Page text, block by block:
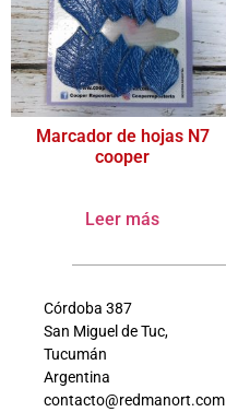
Marcador de hojas N7
cooper
Leer más
Córdoba 387
San Miguel de Tuc,
Tucumán
Argentina
contacto@redmanort.com